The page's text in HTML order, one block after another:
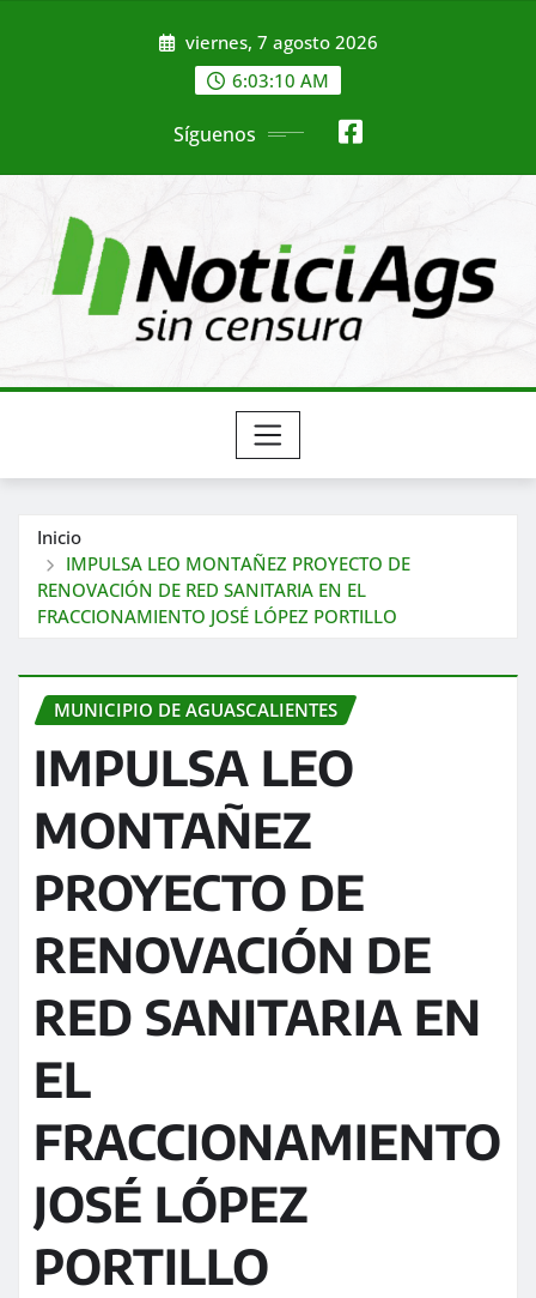
viernes, 7 agosto 2026
6:03:12 AM
Síguenos
Inicio
IMPULSA LEO MONTAÑEZ PROYECTO DE
RENOVACIÓN DE RED SANITARIA EN EL
FRACCIONAMIENTO JOSÉ LÓPEZ PORTILLO
MUNICIPIO DE AGUASCALIENTES
IMPULSA LEO
MONTAÑEZ
PROYECTO DE
RENOVACIÓN DE
RED SANITARIA EN
EL
FRACCIONAMIENTO
JOSÉ LÓPEZ
PORTILLO